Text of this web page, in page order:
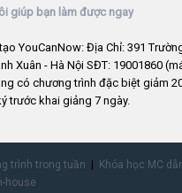
giúp bạn làm được ngay
YouCanNow: Địa Chỉ: 391
Xuân - Hà Nội SĐT: 19001860
có chương trình đặc biệt giảm
trước khai giảng 7 ngày.
trình trong tuần Khóa học MC
house